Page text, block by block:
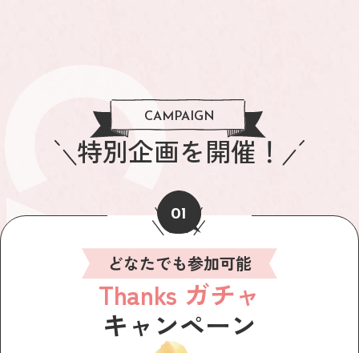
CAMPAIGN
特別企画を開催！
01
どなたでも参加可能
Thanks ガチャ
キャンペーン